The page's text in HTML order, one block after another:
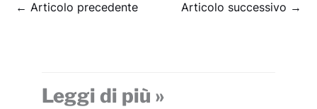
← Articolo precedente Articolo successivo →
Leggi di più »